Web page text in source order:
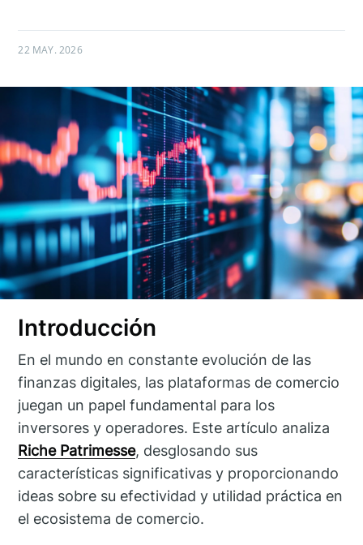
22 MAY. 2026
Introducción
En el mundo en constante evolución de las
finanzas digitales, las plataformas de comercio
juegan un papel fundamental para los
inversores y operadores. Este artículo analiza
Riche Patrimesse, desglosando sus
características significativas y proporcionando
ideas sobre su efectividad y utilidad práctica en
el ecosistema de comercio.